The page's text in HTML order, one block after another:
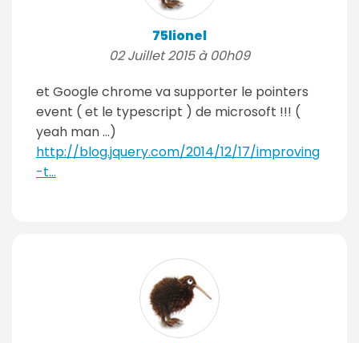
75lionel
02 Juillet 2015 à 00h09
et Google chrome va supporter le pointers
event ( et le typescript ) de microsoft !!! (
yeah man ...)
http://blog.jquery.com/2014/12/17/improving
-t...